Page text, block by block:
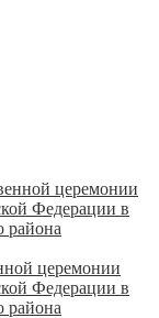
церемонии
Федерации в
района